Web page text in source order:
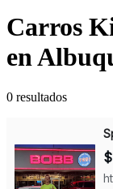
Carros
en
0 resultados